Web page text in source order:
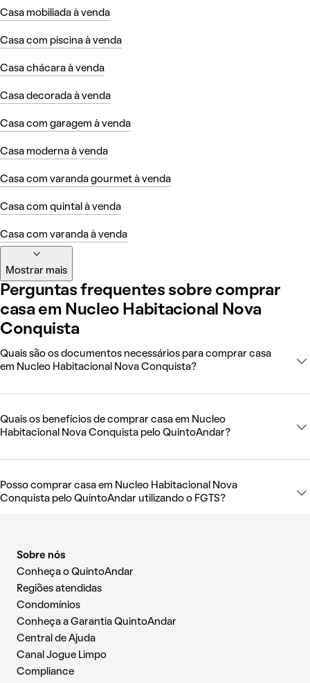
Casa mobiliada à venda
Casa com piscina à venda
Casa chácara à venda
Casa decorada à venda
Casa com garagem à venda
Casa moderna à venda
Casa com varanda gourmet à venda
Casa com quintal à venda
Casa com varanda à venda
Mostrar mais
Perguntas frequentes sobre comprar
casa em Nucleo Habitacional Nova
Conquista
Quais são os documentos necessários para comprar casa
em Nucleo Habitacional Nova Conquista?
Quais os benefícios de comprar casa em Nucleo
Habitacional Nova Conquista pelo QuintoAndar?
Posso comprar casa em Nucleo Habitacional Nova
Conquista pelo QuintoAndar utilizando o FGTS?
Sobre nós
Conheça o QuintoAndar
Regiões atendidas
Condomínios
Conheça a Garantia QuintoAndar
Central de Ajuda
Canal Jogue Limpo
Compliance